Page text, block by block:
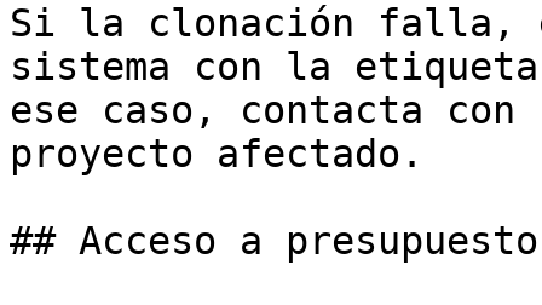
Si la clonación falla,
sistema con la
ese caso, contacta
proyecto afectado.
## Acceso a